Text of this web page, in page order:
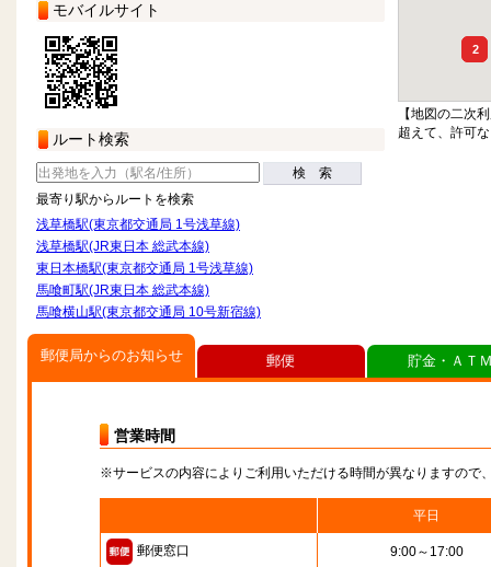
モバイルサイト
ルート検索
検 索
最寄り駅からルートを検索
浅草橋駅(東京都交通局 1号浅草線)
浅草橋駅(JR東日本 総武本線)
東日本橋駅(東京都交通局 1号浅草線)
馬喰町駅(JR東日本 総武本線)
馬喰横山駅(東京都交通局 10号新宿線)
2
【地図の二次
超えて、許可
郵便局からのお知らせ
営業時間
※サービスの内容によりご利用いただける時間が異なりますので
平日
郵便窓口 9:00～17:00
郵便 貯金・ＡＴ